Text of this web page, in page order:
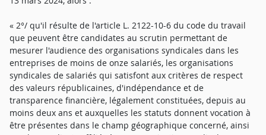
« 2°/ qu'il résulte de l'article L. 2122-10-6 du code du travail
que peuvent être candidates au scrutin permettant de
mesurer l'audience des organisations syndicales dans les
entreprises de moins de onze salariés, les organisations
syndicales de salariés qui satisfont aux critères de respect
des valeurs républicaines, d'indépendance et de
transparence financière, légalement constituées, depuis au
moins deux ans et auxquelles les statuts donnent vocation à
être présentes dans le champ géographique concerné, ainsi